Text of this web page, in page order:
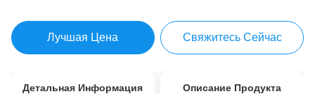
Лучшая Цена Свяжитесь Сейчас
Детальная Информация Описание Продукта